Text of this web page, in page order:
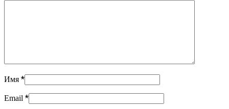
Имя *
Email *